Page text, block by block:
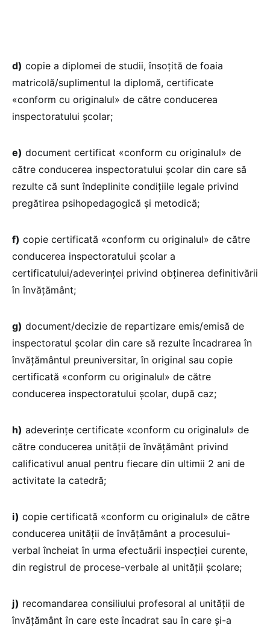
d) copie a diplomei de studii, însoțită de foaia
matricolă/suplimentul la diplomă, certificate
«conform cu originalul» de către conducerea
inspectoratului școlar;
e) document certificat «conform cu originalul» de
către conducerea inspectoratului școlar din care să
rezulte că sunt îndeplinite condițiile legale privind
pregătirea psihopedagogică și metodică;
f) copie certificată «conform cu originalul» de către
conducerea inspectoratului școlar a
certificatului/adeverinței privind obținerea definitivării
în învățământ;
g) document/decizie de repartizare emis/emisă de
inspectoratul școlar din care să rezulte încadrarea în
învățământul preuniversitar, în original sau copie
certificată «conform cu originalul» de către
conducerea inspectoratului școlar, după caz;
h) adeverințe certificate «conform cu originalul» de
către conducerea unității de învățământ privind
calificativul anual pentru fiecare din ultimii 2 ani de
activitate la catedră;
i) copie certificată «conform cu originalul» de către
conducerea unității de învățământ a procesului-
verbal încheiat în urma efectuării inspecției curente,
din registrul de procese-verbale al unității școlare;
j) recomandarea consiliului profesoral al unității de
învățământ în care este încadrat sau în care și-a